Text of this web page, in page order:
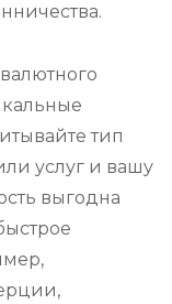
тип
услуг и вашу
выгодна